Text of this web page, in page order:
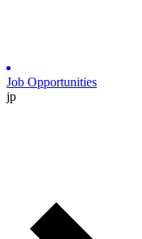
Job Opportunities
jp